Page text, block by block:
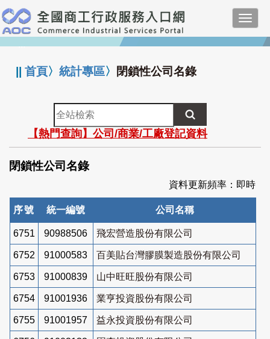
跳
到
主
要
:::
||首頁〉統計專區〉 閉鎖性公司名錄
全
站
檢
索
【熱門查詢】公司/商業/工廠登記資料
閉鎖性公司名錄
資料更新頻率：即時
序號 統一編號 公司名稱
6751 90988506 飛宏營造股份有限公司
6752 91000583 百美貼台灣膠膜製造股份有限公司
6753 91000839 山中旺旺股份有限公司
6754 91001936 業亨投資股份有限公司
6755 91001957 益永投資股份有限公司